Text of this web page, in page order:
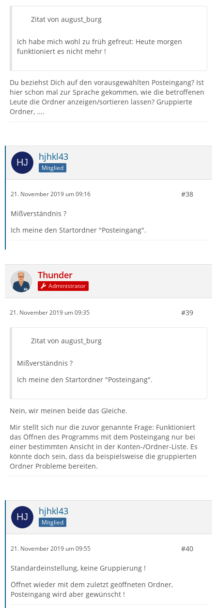
Zitat von august_burg
Ich habe mich wohl zu früh gefreut: Heute morgen
funktioniert es nicht mehr !
Du beziehst Dich auf den vorausgewählten Posteingang? Ist
hier schon mal zur Sprache gekommen, wie die betroffenen
Leute die Ordner anzeigen/sortieren lassen? Gruppierte
Ordner, ....
hjhkl43
Mitglied
21. November 2019 um 09:16 #38
Mißverständnis ?
Ich meine den Startordner "Posteingang".
Thunder
Administrator
21. November 2019 um 09:35 #39
Zitat von august_burg
Mißverständnis ?
Ich meine den Startordner "Posteingang".
Nein, wir meinen beide das Gleiche.
Mir stellt sich nur die zuvor genannte Frage: Funktioniert
das Öffnen des Programms mit dem Posteingang nur bei
einer bestimmten Ansicht in der Konten-/Ordner-Liste. Es
könnte doch sein, dass da beispielsweise die gruppierten
Ordner Probleme bereiten.
hjhkl43
Mitglied
21. November 2019 um 09:55 #40
Standardeinstellung, keine Gruppierung !
Öffnet wieder mit dem zuletzt geöffneten Ordner,
Posteingang wird aber gewünscht !